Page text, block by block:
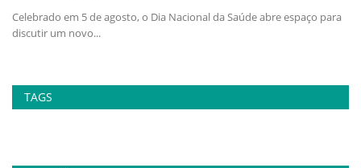
Celebrado em 5 de agosto, o Dia Nacional da Saúde abre espaço para
discutir um novo...
TAGS